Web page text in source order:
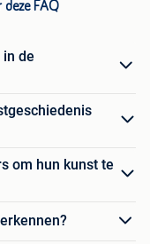
deze FAQ
de
om hun kunst te